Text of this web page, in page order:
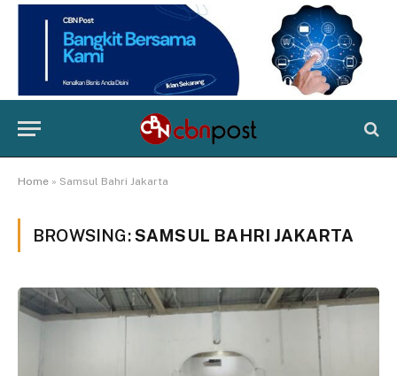
Home » Samsul Bahri Jakarta
BROWSING:SAMSUL BAHRI JAKARTA